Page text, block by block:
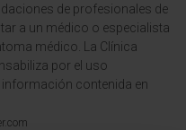
de profesionales de
a un médico o especialista
médico. La Clínica
por el uso
contenida en